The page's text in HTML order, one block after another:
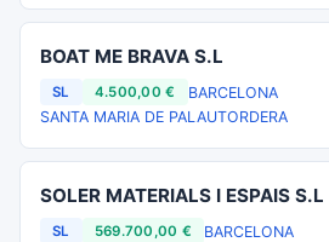
BOAT ME BRAVA S.L
SL 4.500,00 €
BARCELONA
SANTA MARIA DE PALAUTORDERA
SOLER MATERIALS I ESPAIS S.L
SL 569.700,00 €
BARCELONA